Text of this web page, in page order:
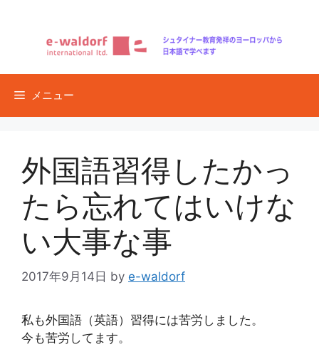
ス
メニュー
外国語習得したかっ
たら忘れてはいけな
い大事な事
2017年9月14日 by e-waldorf
私も外国語（英語）習得には苦労しました。
今も苦労してます。